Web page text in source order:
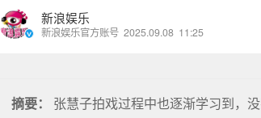
新浪娱乐
新浪娱乐官方账号 2025.09.08 11:25
摘要： 张慧子拍戏过程中也逐渐学习到，